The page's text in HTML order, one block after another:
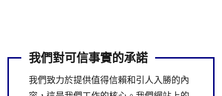
我們對可信事實的承諾
我們致力於提供值得信賴和引人入勝的內